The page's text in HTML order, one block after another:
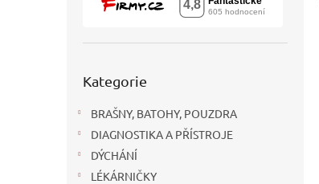
kategorie
Kategorie
BRAŠNY, BATOHY, POUZDRA
DIAGNOSTIKA A PŘÍSTROJE
DÝCHÁNÍ
LÉKÁRNIČKY